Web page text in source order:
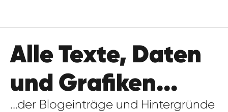
Alle Texte, Daten
und Grafiken...
...der Blogeinträge und Hintergründe